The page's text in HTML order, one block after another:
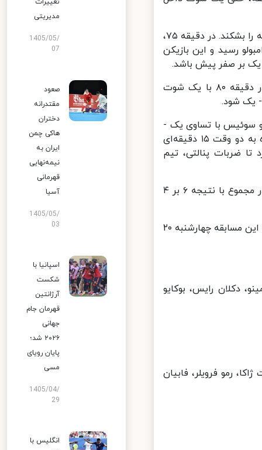
در ادامه اما این سوئیس بود که روی یک غافلگیری به گل رسید تا یخ مسابقه را بشکند. در دقیقه ۷۵،
رسید و این بازیکن
بر صفر پیش باشد.
فشار انگلیس برای جبران گل خورده در ادامه بیشتر شد و یوکیان ساکا در دقیقه ۸۰ با یک شوت
یک شود.
و سوئیس با تساوی یک -
یک در وقت‌های قانونی به کارشان پایان دهند و کار برای تعیین تیم برنده به دو وقت ۱۵ دقیقه‌ای
ضربات پنالتی، تیم
در ضربات پنالتی انگلیس با درخشش پیکفورد توانست با نتیجه ۵ بر ۳ و در مجموع با نتیجه ۶ بر ۴
در دیگر بازی امشب هم تیم‌های هلند و ترکیه با هم روبه‌رو می‌شوند و برنده این مسابقه چهارشنبه ۲۰
دکلان رایس، بوکایو
رمو فرویلر، فابیان
مدیریتی
1405/05/
07
صعود
مقتدرانه
دختران
هاکی چمن
ایران به
نیمه‌نهایی
قهرمانی
آسیا
1405/05/
03
اسپانیا با
شکست
آرژانتین
قهرمان جام
جهانی
۲۰۲۶ شد؛
پایان رویای
مسی
1405/04/
29
انگلیس با